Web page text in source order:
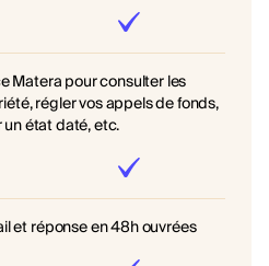
Matera pour consulter les
régler vos appels de fonds,
état daté, etc.
et réponse en 48h ouvrées